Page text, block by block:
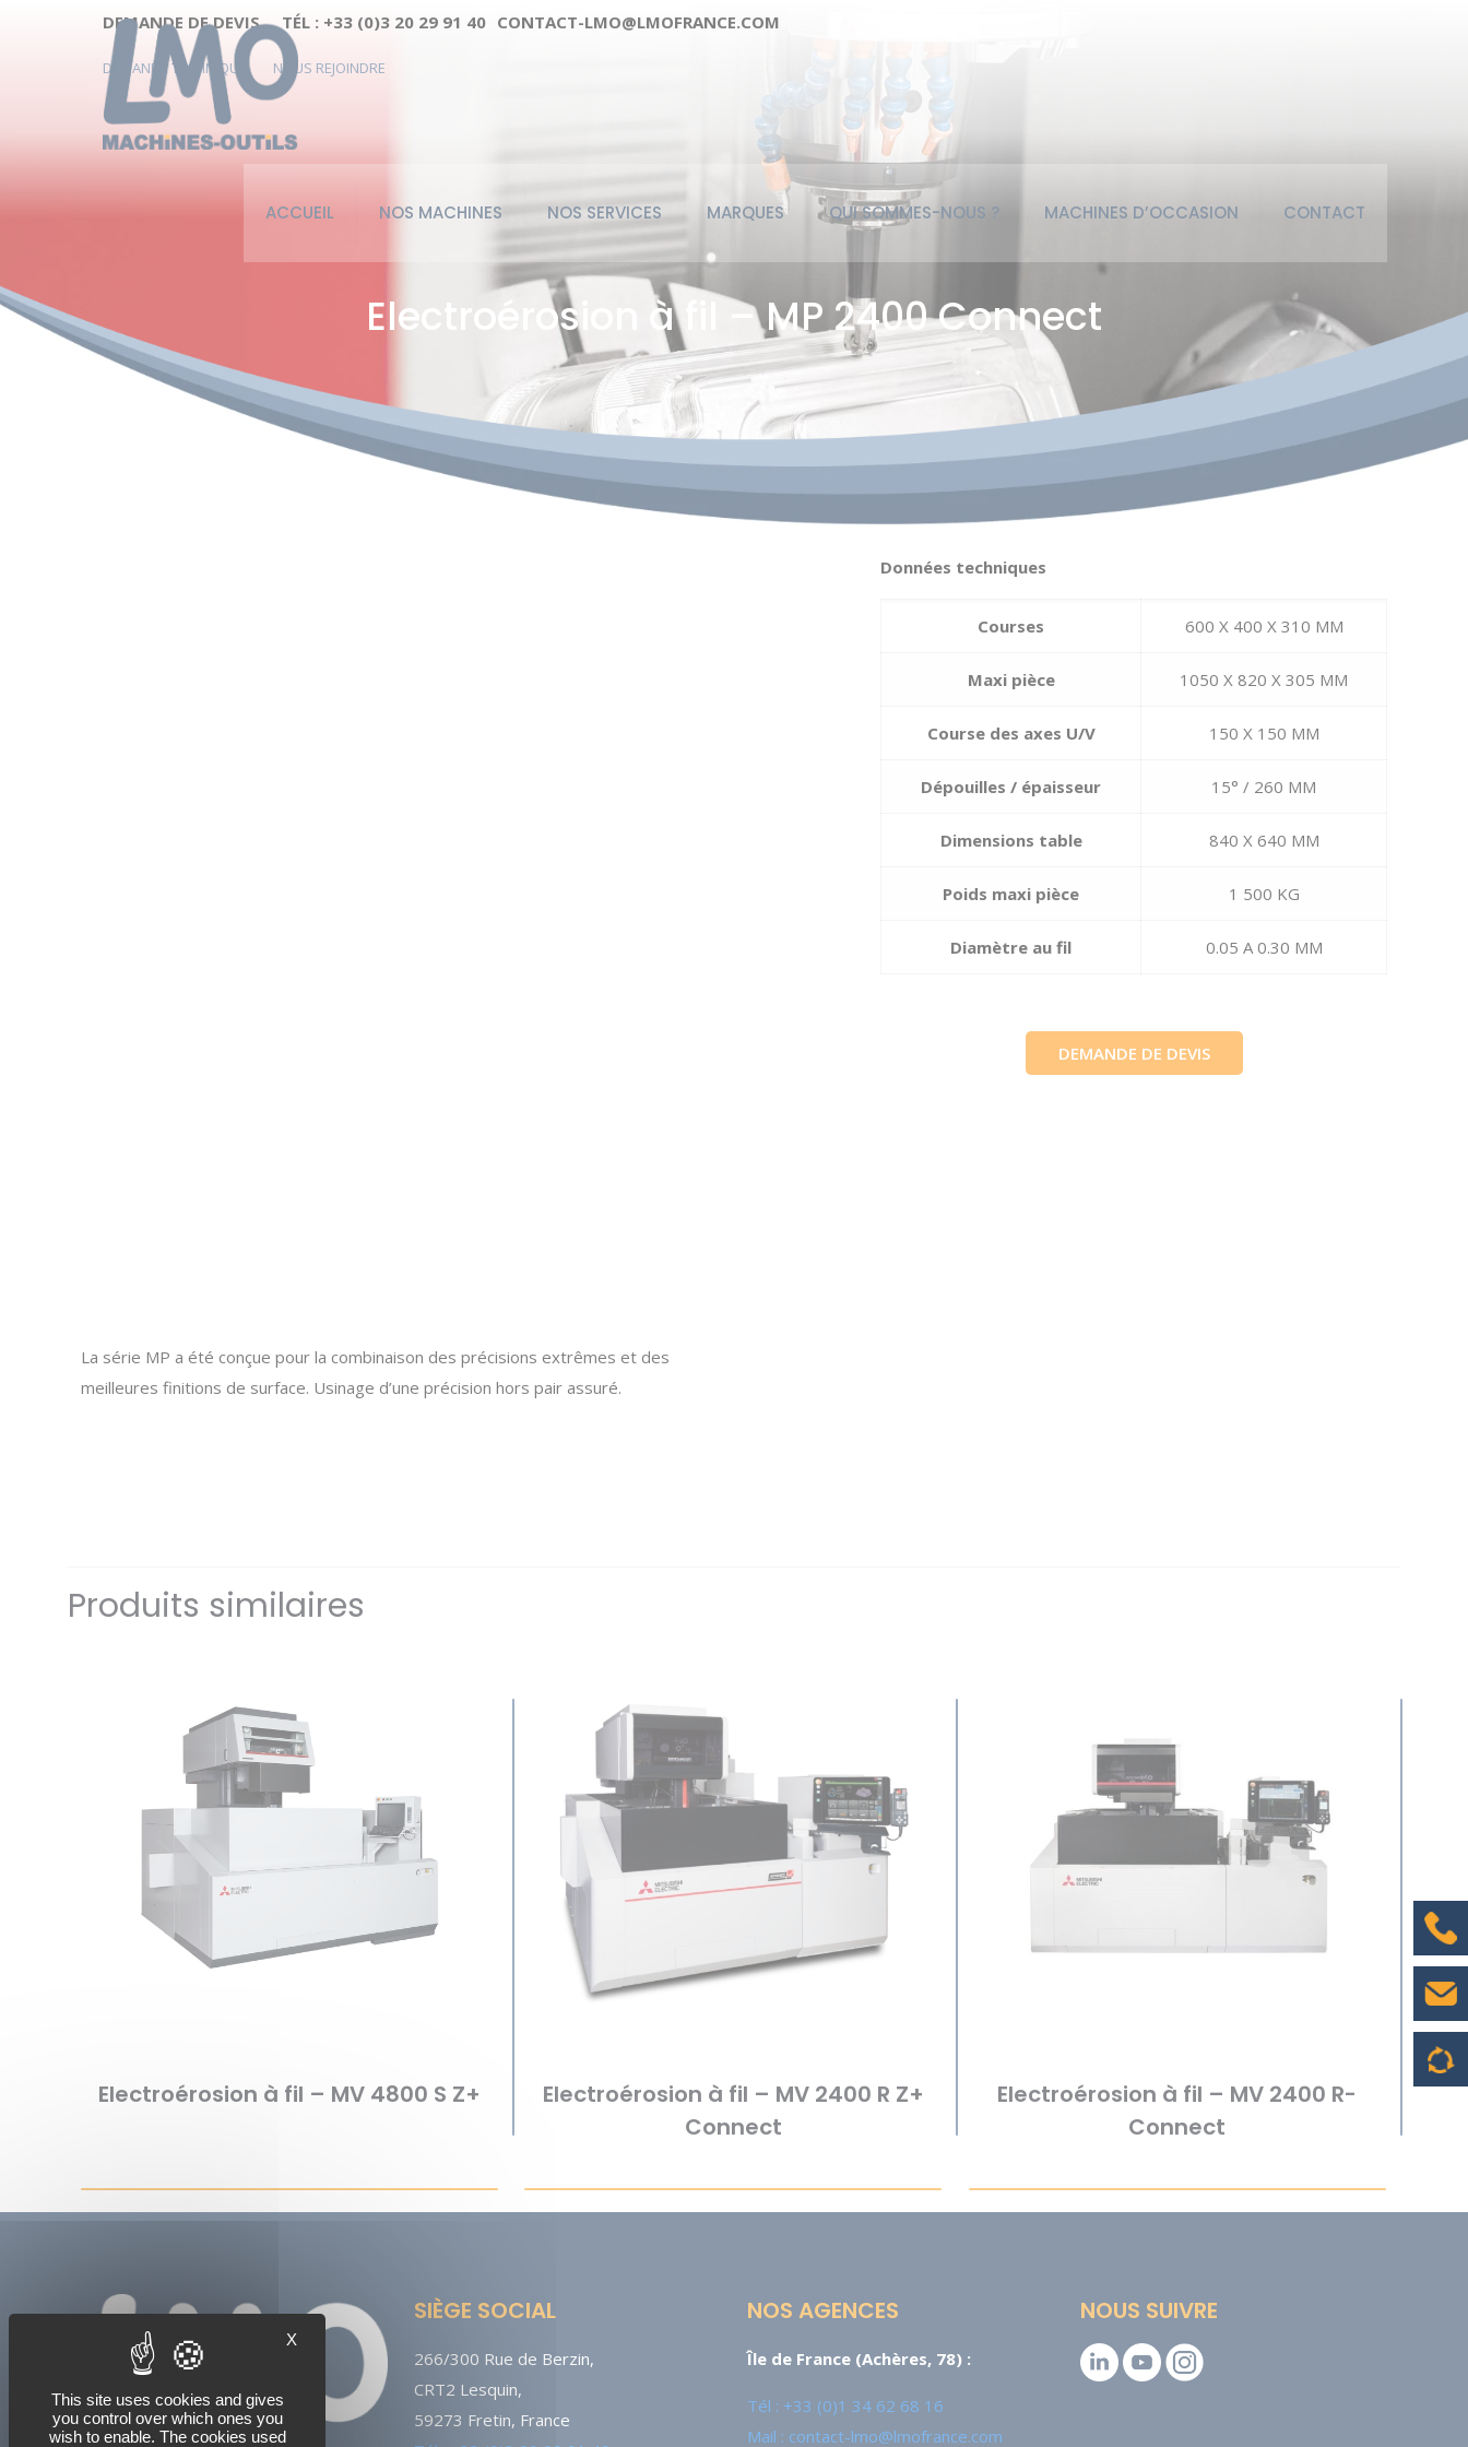
DEMANDE DE DEVIS TÉL : +33 (0)3 20 29 91 40 CONTACT-LMO@LMOFRANCE.COM
DEMANDE TECHNIQUE NOUS REJOINDRE
ACCUEIL NOS MACHINES NOS SERVICES MARQUES QUI SOMMES-NOUS ? MACHINES D’OCCASION CONTACT
Electroérosion à fil – MP 2400 Connect
Données techniques
Courses 600 X 400 X 310 MM
Maxi pièce 1050 X 820 X 305 MM
Course des axes U/V 150 X 150 MM
Dépouilles / épaisseur 15° / 260 MM
Dimensions table 840 X 640 MM
Poids maxi pièce 1 500 KG
Diamètre au fil 0.05 A 0.30 MM
DEMANDE DE DEVIS
La série MP a été conçue pour la combinaison des précisions extrêmes et des
meilleures finitions de surface. Usinage d’une précision hors pair assuré.
Produits similaires
Electroérosion à fil – MV 4800 S Z+
Electroérosion à fil – MV 2400 R Z+
Connect
Electroérosion à fil – MV 2400 R-
Connect
SIÈGE SOCIAL
266/300 Rue de Berzin,
CRT2 Lesquin,
59273 Fretin, France
NOS AGENCES
Île de France (Achères, 78) :
Tél : +33 (0)1 34 62 68 16
Mail : contact-lmo@lmofrance.com
NOUS SUIVRE
Cookies management panel
X
This site uses cookies and gives
you control over which ones you
wish to enable. The cookies used